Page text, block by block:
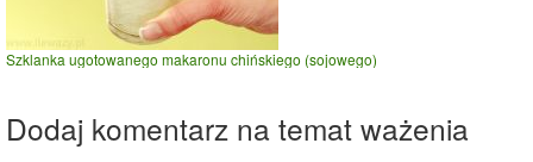
Szklanka ugotowanego makaronu chińskiego (sojowego)
Dodaj komentarz na temat ważenia